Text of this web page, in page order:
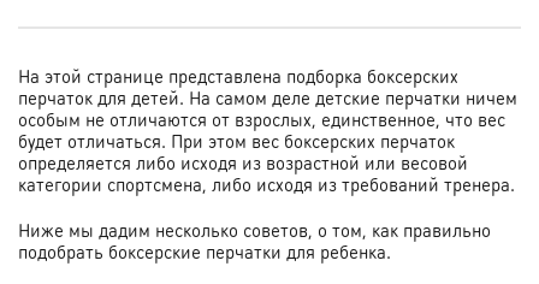
На этой странице представлена подборка боксерских
перчаток для детей. На самом деле детские перчатки ничем
особым не отличаются от взрослых, единственное, что вес
будет отличаться. При этом вес боксерских перчаток
определяется либо исходя из возрастной или весовой
категории спортсмена, либо исходя из требований тренера.
Ниже мы дадим несколько советов, о том, как правильно
подобрать боксерские перчатки для ребенка.